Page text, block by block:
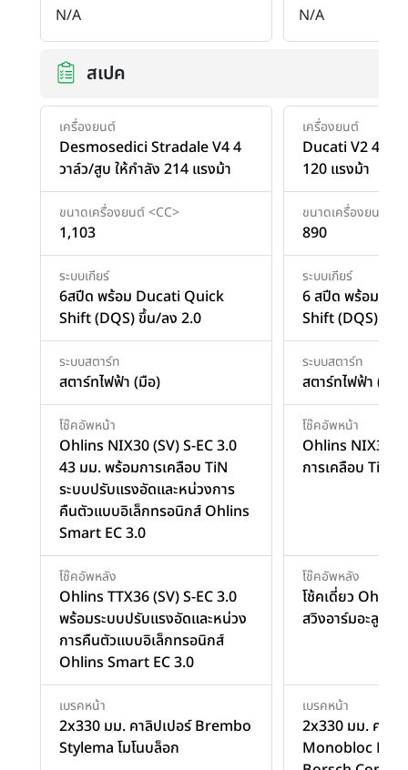
N/A N/A
สเปค
เครื่องยนต์
Desmosedici Stradale V4 4
วาล์ว/สูบ ให้กำลัง 214 แรงม้า
ขนาดเครื่องยนต์ <CC>
1,103
ระบบเกียร์
6สปีด พร้อม Ducati Quick
Shift (DQS) ขึ้น/ลง 2.0
ระบบสตาร์ท
สตาร์ทไฟฟ้า (มือ)
โช๊คอัพหน้า
Ohlins NIX30 (SV) S-EC 3.0
43 มม. พร้อมการเคลือบ TiN
ระบบปรับแรงอัดและหน่วงการ
คืนตัวแบบอิเล็กทรอนิกส์ Ohlins
Smart EC 3.0
โช๊คอัพหลัง
Ohlins TTX36 (SV) S-EC 3.0
พร้อมระบบปรับแรงอัดและหน่วง
การคืนตัวแบบอิเล็กทรอนิกส์
Ohlins Smart EC 3.0
เบรคหน้า
2x330 มม. คาลิปเปอร์ Brembo
Stylema โมโนบล็อก
เครื่องยนต์
Ducati V2 4 วา
120 แรงม้า
ขนาดเครื่องยนต์
890
ระบบเกียร์
6 สปีด พร้อม
Shift (DQS) ขึ้น/
ระบบสตาร์ท
สตาร์ทไฟฟ้า (มือ)
โช๊คอัพหน้า
Ohlins NIX30
การเคลือบ TiN โ
โช๊คอัพหลัง
โช้คเดี่ยว Ohlins
สวิงอาร์มอะลูมิเ
เบรคหน้า
2x330 มม. คาลิ
Monobloc